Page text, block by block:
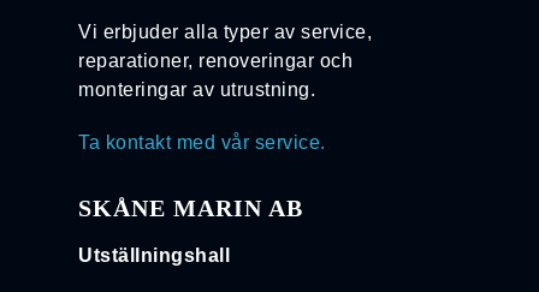
Vi erbjuder alla typer av service,
reparationer, renoveringar och
monteringar av utrustning.
Ta kontakt med vår service.
SKÅNE MARIN AB
Utställningshall